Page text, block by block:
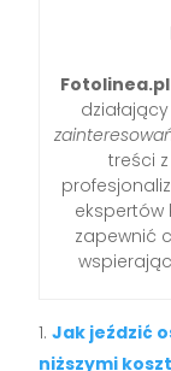
Fotolinea.pl
treści
zapewnić
Jak jeździć
niższymi